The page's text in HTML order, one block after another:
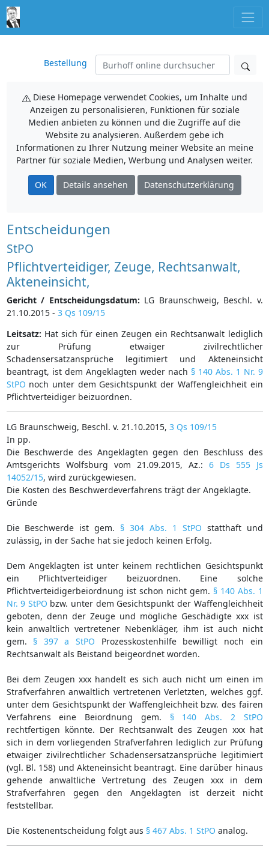
Bestellung
Diese Homepage verwendet Cookies, um Inhalte und
Anzeigen zu personalisieren, Funktionen für soziale
Medien anbieten zu können und die Zugriffe auf die
Website zu analysieren. Außerdem gebe ich
Informationen zu Ihrer Nutzung meiner Website an meine
Partner für soziale Medien, Werbung und Analysen weiter.
OK Details ansehen Datenschutzerklärung
Entscheidungen
StPO
Pflichtverteidiger, Zeuge, Rechtsanwalt,
Akteneinsicht,
Gericht / Entscheidungsdatum: LG Braunschweig, Beschl. v.
21.10.2015 - 3 Qs 109/15
Leitsatz: Hat sich für einen Zeugen ein Rechtsanwalt lediglich
zur Prüfung etwaiger zivilrechtlicher
Schadensersatzansprüche legitimiert und Akteneinsicht
beantragt, ist dem Angeklagten weder nach § 140 Abs. 1 Nr. 9
StPO noch unter dem Gesichtspunkt der Waffengleichheit ein
Pflichtverteidiger beizuordnen.
LG Braunschweig, Beschl. v. 21.10.2015, 3 Qs 109/15
In pp.
Die Beschwerde des Angeklagten gegen den Beschluss des
Amtsgerichts Wolfsburg vom 21.09.2015, Az.: 6 Ds 555 Js
14052/15, wird zurückgewiesen.
Die Kosten des Beschwerdeverfahrens trägt der Angeklagte.
Gründe
Die Beschwerde ist gem. § 304 Abs. 1 StPO statthaft und
zulässig, in der Sache hat sie jedoch keinen Erfolg.
Dem Angeklagten ist unter keinem rechtlichen Gesichtspunkt
ein Pflichtverteidiger beizuordnen. Eine solche
Pflichtverteidigerbeiordnung ist schon nicht gem. § 140 Abs. 1
Nr. 9 StPO bzw. unter dem Gesichtspunkt der Waffengleichheit
geboten, denn der Zeuge und mögliche Geschädigte xxx ist
kein anwaltlich vertretener Nebenkläger, ihm ist auch nicht
gem. § 397 a StPO Prozesskostenhilfe bewilligt noch ein
Rechtsanwalt als Beistand beigeordnet worden.
Bei dem Zeugen xxx handelt es sich auch nicht um einen im
Strafverfahren anwaltlich vertretenen Verletzten, welches ggf.
unter dem Gesichtspunkt der Waffengleichheit bzw. des fairen
Verfahrens eine Beiordnung gem. § 140 Abs. 2 StPO
rechtfertigen könnte. Der Rechtsanwalt des Zeugen xxx hat
sich in dem vorliegenden Strafverfahren lediglich zur Prüfung
etwaiger zivilrechtlicher Schadensersatzansprüche legitimiert
(vgl. Bl. 158) und Akteneinsicht beantragt. Eine darüber hinaus
gehende anwaltliche Vertretung des Zeugen xxx in dem
Strafverfahren gegen den Angeklagten ist derzeit nicht
feststellbar.
Die Kostenentscheidung folgt aus § 467 Abs. 1 StPO analog.